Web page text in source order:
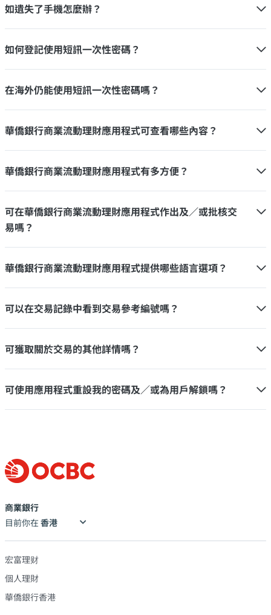
如遺失了手機怎麼辦？
如何登記使用短訊一次性密碼？
在海外仍能使用短訊一次性密碼嗎？
華僑銀行商業流動理財應用程式可查看哪些內容？
華僑銀行商業流動理財應用程式有多方便？
可在華僑銀行商業流動理財應用程式作出及／或批核交
易嗎？
華僑銀行商業流動理財應用程式提供哪些語言選項？
可以在交易記錄中看到交易參考編號嗎？
可獲取關於交易的其他詳情嗎？
可使用應用程式重設我的密碼及／或為用戶解鎖嗎？
商業銀行
目前你在
宏富理财
個人理財
華僑銀行香港